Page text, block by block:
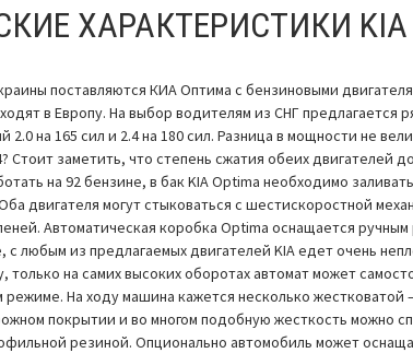
ХАРАКТЕРИСТИКИ KIA
поставляются КИА Оптима с бензиновыми
в Европу. На выбор водителям из СНГ предлагается
на 165 сил и 2.4 на 180 сил. Разница в мощности не
Стоит заметить, что степень сжатия обеих двигателей
на 92 бензине, в бак KIA Optima необходимо
двигателя могут стыковаться с шестискоростной
Автоматическая коробка Optima оснащается
с любым из предлагаемых двигателей KIA едет очень
только на самих высоких оборотах автомат может
режиме. На ходу машина кажется несколько
покрытии и во многом подобную жесткость можно
резиной. Опционально автомобиль может